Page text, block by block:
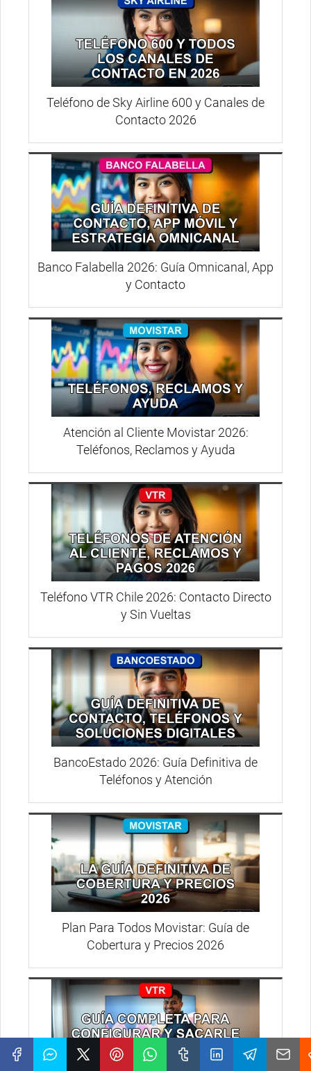
Teléfono de Sky Airline 600 y Canales de
Contacto 2026
Banco Falabella 2026: Guía Omnicanal, App
y Contacto
Atención al Cliente Movistar 2026:
Teléfonos, Reclamos y Ayuda
Teléfono VTR Chile 2026: Contacto Directo
y Sin Vueltas
BancoEstado 2026: Guía Definitiva de
Teléfonos y Atención
Plan Para Todos Movistar: Guía de
Cobertura y Precios 2026